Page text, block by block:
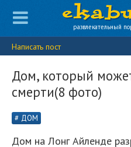
развлекательный
Написать пост
Дом, который
смерти(8 фото)
ДОМ
Дом на Лонг Айленде